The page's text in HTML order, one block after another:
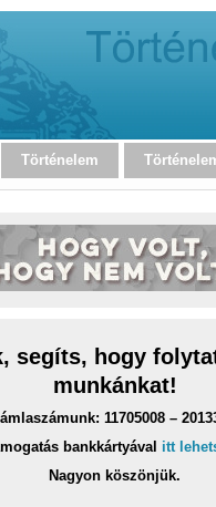
Történelem
segíts, hogy
munkánkat!
11705008 –
bankkártyával itt
Nagyon köszönjük.